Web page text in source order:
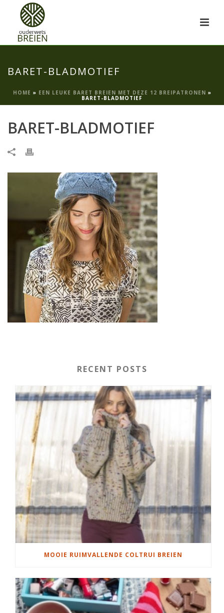
BARET-BLADMOTIEF
HOME » EEN LEUKE BARET BREIEN MET DEZE 12 BREIPATRONEN »
BARET-BLADMOTIEF
BARET-BLADMOTIEF
RECENT POSTS
MOOIE RUIMVALLENDE COLTRUI BREIEN